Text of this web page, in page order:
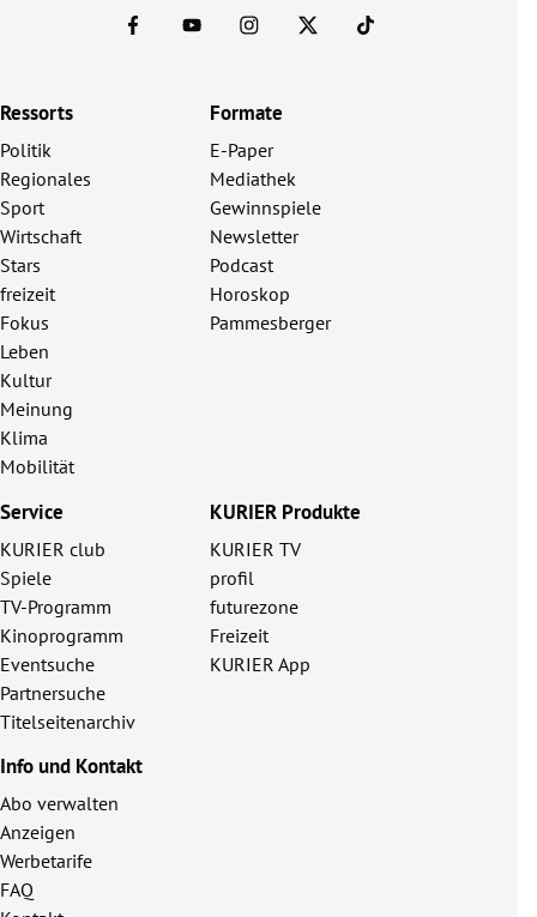
Ressorts
Politik
Regionales
Sport
Wirtschaft
Stars
freizeit
Fokus
Leben
Kultur
Meinung
Klima
Mobilität
Formate
E-Paper
Mediathek
Gewinnspiele
Newsletter
Podcast
Horoskop
Pammesberger
Service
KURIER club
Spiele
TV-Programm
Kinoprogramm
Eventsuche
Partnersuche
Titelseitenarchiv
KURIER Produkte
KURIER TV
profil
futurezone
Freizeit
KURIER App
Info und Kontakt
Abo verwalten
Anzeigen
Werbetarife
FAQ